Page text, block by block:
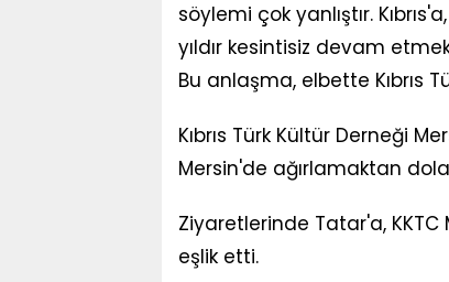
söylemi çok yanlıştır.
yıldır kesintisiz devam
Bu anlaşma, elbette Kıbrıs
Kıbrıs Türk Kültür Derneği
Mersin'de ağırlamaktan
Ziyaretlerinde Tatar'a,
eşlik etti.